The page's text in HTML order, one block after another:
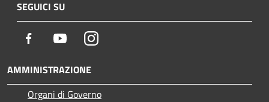
SEGUICI SU
Facebook YoutubeInstagram
AMMINISTRAZIONE
Organi di Governo